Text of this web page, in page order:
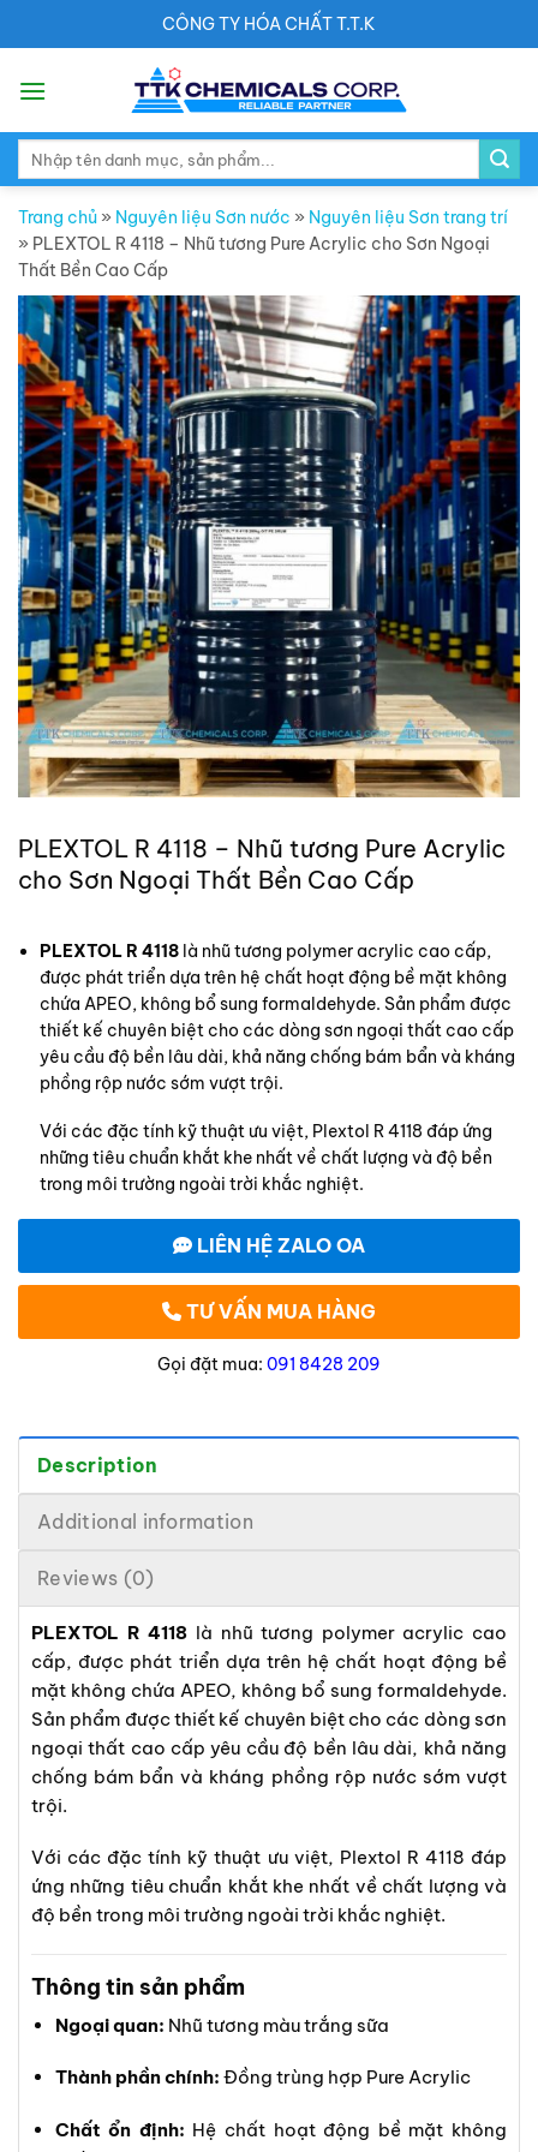
to
CÔNG TY HÓA CHẤT T.T.K
Trang chủ » Nguyên liệu Sơn nước » Nguyên liệu Sơn trang trí
» PLEXTOL R 4118 – Nhũ tương Pure Acrylic cho Sơn Ngoại
Thất Bền Cao Cấp
PLEXTOL R 4118 – Nhũ tương Pure Acrylic
cho Sơn Ngoại Thất Bền Cao Cấp
PLEXTOL R 4118 là nhũ tương polymer acrylic cao cấp,
được phát triển dựa trên hệ chất hoạt động bề mặt không
chứa APEO, không bổ sung formaldehyde. Sản phẩm được
thiết kế chuyên biệt cho các dòng sơn ngoại thất cao cấp
yêu cầu độ bền lâu dài, khả năng chống bám bẩn và kháng
phồng rộp nước sớm vượt trội.
Với các đặc tính kỹ thuật ưu việt, Plextol R 4118 đáp ứng
những tiêu chuẩn khắt khe nhất về chất lượng và độ bền
trong môi trường ngoài trời khắc nghiệt.
LIÊN HỆ ZALO OA
TƯ VẤN MUA HÀNG
Gọi đặt mua: 091 8428 209
Description
Additional information
Reviews (0)
PLEXTOL R 4118 là nhũ tương polymer acrylic cao
cấp, được phát triển dựa trên hệ chất hoạt động bề
mặt không chứa APEO, không bổ sung formaldehyde.
Sản phẩm được thiết kế chuyên biệt cho các dòng sơn
ngoại thất cao cấp yêu cầu độ bền lâu dài, khả năng
chống bám bẩn và kháng phồng rộp nước sớm vượt
trội.
Với các đặc tính kỹ thuật ưu việt, Plextol R 4118 đáp
ứng những tiêu chuẩn khắt khe nhất về chất lượng và
độ bền trong môi trường ngoài trời khắc nghiệt.
Thông tin sản phẩm
Ngoại quan: Nhũ tương màu trắng sữa
Thành phần chính: Đồng trùng hợp Pure Acrylic
Chất ổn định: Hệ chất hoạt động bề mặt không